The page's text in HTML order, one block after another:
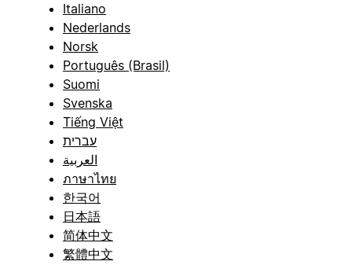
Italiano
Nederlands
Norsk
Português (Brasil)
Suomi
Svenska
Tiếng Việt
עברית
العربية
ภาษาไทย
한국어
日本語
简体中文
繁體中文